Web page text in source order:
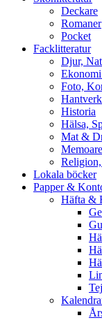
Deckare
Romaner
Pocket
Facklitteratur
Djur,
Foto,
Historia
Hälsa,
Mat &
Lokala böcker
Papper &
Häfta &